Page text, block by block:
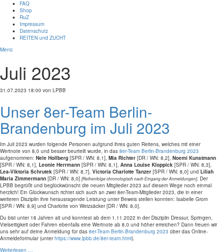
FAQ
Shop
RuZ
Impressum
Datenschutz
REITEN und ZUCHT
Menü
Juli 2023
31.07.2023 18:00 von LPBB
Unser 8er-Team Berlin-
Brandenburg im Juli 2023
Im Juli 2023 wurden folgende Personen aufgrund ihres guten Reitens, welches mit einer
Wertnote von 8,0 und besser beurteilt wurde, in das 8er-Team Berlin-Brandenburg 2023
aufgenommen: Nele Hollberg [SPR / WN: 8,1], Mia Richter [DR / WN: 8,2], Noemi Kunstmann
[SPR / WN: 8,1], Leonie Herrmann [SPR / WN: 8,1], Anna Louise Kloppick [SPR / WN: 8,3],
Lea-Viktoria Schrutek [SPR / WN: 8,7], Victoria Charlotte Tanzer [SPR / WN: 8,0] und Liliah
Maria Zimmermann [DR / WN: 8,0] [Reihenfolge chronologisch nach Eingang der Anmeldungen]. Der
LPBB begrüßt und beglückwünscht die neuen Mitglieder 2023 auf diesem Wege noch einmal
herzlich! Ein Glückwunsch richtet sich auch an zwei 8er-Team-Mitglieder 2023, die in einer
weiteren Disziplin ihre herausragende Leistung unter Beweis stellen konnten: Isabelle Grom
[SPR / WN: 8,9] und Charlotte von Weizsäcker [DR / WN: 8,0].
Du bist unter 18 Jahren alt und konntest ab dem 1.11.2022 in der Disziplin Dressur, Springen,
Vielseitigkeit oder Fahren ebenfalls eine Wertnote ab 8,0 und höher erreichen? Dann freuen wir
uns sehr auf deine Anmeldung für das 8er-Team Berlin-Brandenburg 2023 über das Online-
Anmeldeformular (unterhttps://www.lpbb.de/8er-team.html).
Weiterlesen …